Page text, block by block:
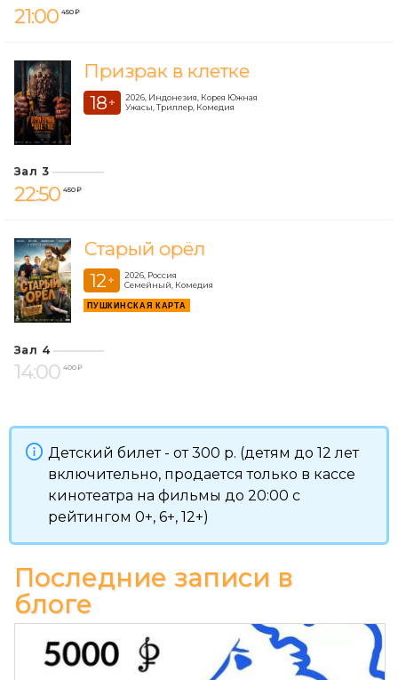
21:00 450 ₽
Призрак в клетке
18 +
2026, Индонезия, Корея Южная
Ужасы, Триллер, Комедия
Зал 3
22:50 450 ₽
Старый орёл
12 +
2026, Россия
Семейный, Комедия
ПУШКИНСКАЯ КАРТА
Зал 4
14:00 400 ₽
Детский билет - от 300 р. (детям до 12 лет
включительно, продается только в кассе
кинотеатра на фильмы до 20:00 с
рейтингом 0+, 6+, 12+)
Последние записи в
блоге